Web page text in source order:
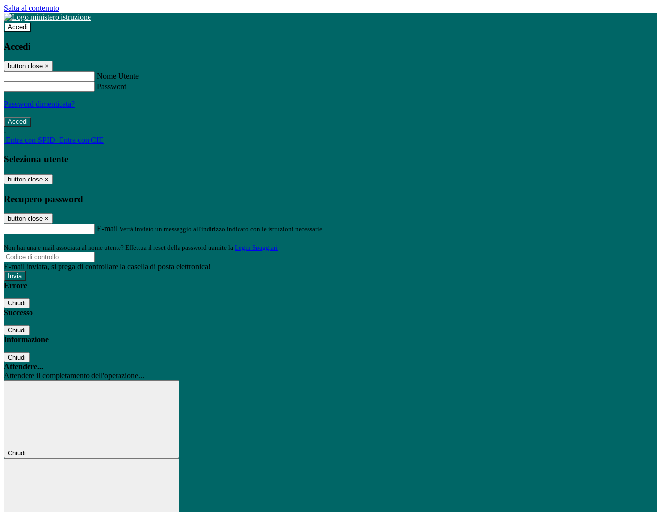
Salta al contenuto
Accedi
Accedi
button close ×
Nome Utente
Password
Password dimenticata?
-
Entra con SPID Entra con CIE
Seleziona utente
button close ×
Recupero password
button close ×
E-mail Verrà inviato un messaggio all'indirizzo indicato con le istruzioni necessarie.
Non hai una e-mail associata al nome utente? Effettua il reset della password tramite la Login Spaggiari
E-mail inviata, si prega di controllare la casella di posta elettronica!
Errore
Chiudi
Successo
Chiudi
Informazione
Chiudi
Attendere...
Attendere il completamento dell'operazione...
Chiudi